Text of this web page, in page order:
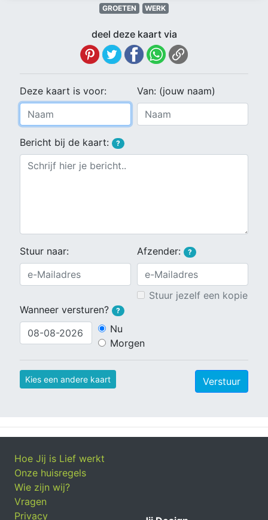
GROETEN WERK
deel deze kaart via
Deze kaart is voor: Van: (jouw naam)
Bericht bij de kaart: ?
Stuur naar: Afzender: ?
Stuur jezelf een kopie
Wanneer versturen?
?
Nu
Morgen
Kies een andere kaart Verstuur
Hoe Jij is Lief werkt
Onze huisregels
Wie zijn wij?
Vragen
Privacy